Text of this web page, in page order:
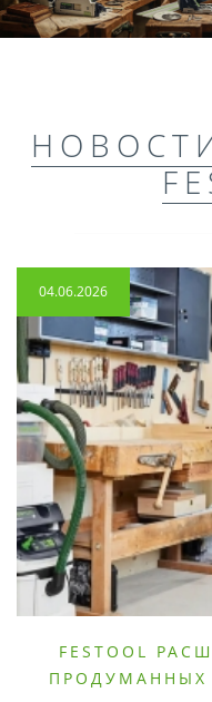
04.06.2026
FESTOOL